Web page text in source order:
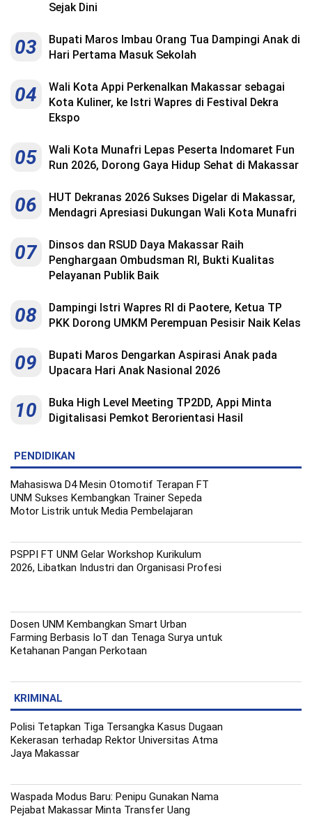
Sejak Dini
03
Bupati Maros Imbau Orang Tua Dampingi Anak di
Hari Pertama Masuk Sekolah
04
Wali Kota Appi Perkenalkan Makassar sebagai
Kota Kuliner, ke Istri Wapres di Festival Dekra
Ekspo
05
Wali Kota Munafri Lepas Peserta Indomaret Fun
Run 2026, Dorong Gaya Hidup Sehat di Makassar
06
HUT Dekranas 2026 Sukses Digelar di Makassar,
Mendagri Apresiasi Dukungan Wali Kota Munafri
07
Dinsos dan RSUD Daya Makassar Raih
Penghargaan Ombudsman RI, Bukti Kualitas
Pelayanan Publik Baik
08
Dampingi Istri Wapres RI di Paotere, Ketua TP
PKK Dorong UMKM Perempuan Pesisir Naik Kelas
09
Bupati Maros Dengarkan Aspirasi Anak pada
Upacara Hari Anak Nasional 2026
10
Buka High Level Meeting TP2DD, Appi Minta
Digitalisasi Pemkot Berorientasi Hasil
PENDIDIKAN
Mahasiswa D4 Mesin Otomotif Terapan FT
UNM Sukses Kembangkan Trainer Sepeda
Motor Listrik untuk Media Pembelajaran
PSPPI FT UNM Gelar Workshop Kurikulum
2026, Libatkan Industri dan Organisasi Profesi
Dosen UNM Kembangkan Smart Urban
Farming Berbasis IoT dan Tenaga Surya untuk
Ketahanan Pangan Perkotaan
KRIMINAL
Polisi Tetapkan Tiga Tersangka Kasus Dugaan
Kekerasan terhadap Rektor Universitas Atma
Jaya Makassar
Waspada Modus Baru: Penipu Gunakan Nama
Pejabat Makassar Minta Transfer Uang